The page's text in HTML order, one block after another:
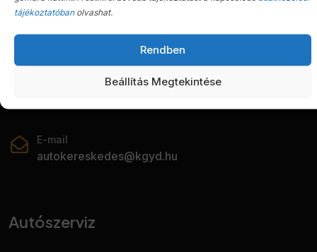
tájékoztatóbanolvashat.
Rendben
Beállítás Megtekintése
Nyitva tartás
H-P 08:00 - 17:00 Ebédidő:
12:00 - 13:00 Sz-V: Zárva
E-mail
autokereskedes@kgyd.hu
Autószerviz